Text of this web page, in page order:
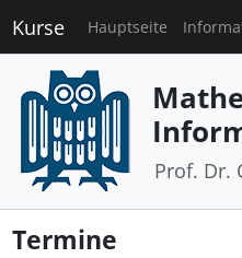
Kurse Hauptseite
Prof. Dr.
Termine